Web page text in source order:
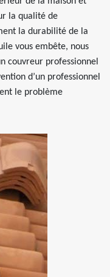
la qualité de
la durabilité de la
vous embête, nous
couvreur professionnel
d’un professionnel
le problème